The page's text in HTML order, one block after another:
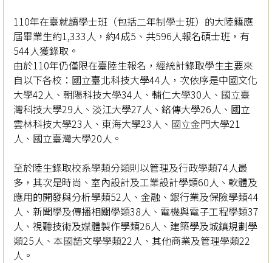
110年在臺就讀學士班（包括二年制學士班）的大陸籍應
屆畢業生約1,333人，約4成5、共596人報名碩士班，有
544人獲錄取。
由於110年仍僅限在臺陸生報名，經統計錄取學生主要來
自以下各校：國立臺北科技大學44人，次依序是中國文化
大學42人、朝陽科技大學34人、輔仁大學30人、國立臺
灣科技大學29人、淡江大學27人、銘傳大學26人、國立
雲林科技大學23人、東海大學23人、國立金門大學21
人、國立臺灣大學20人。
至於陸生錄取校系學類分類則以管理及行政學類74人最
多，其次是時尚、室內設計及工業設計學類60人、軟體及
應用的開發與分析學類52人、金融、銀行業及保險學類44
人、新聞學及傳播相關學類38人、電機與電子工程學類37
人、視聽技術及媒體製作學類26人、建築學及城鎮規劃學
類25人、本國語文學學類22人、其他商業及管理學類22
人。